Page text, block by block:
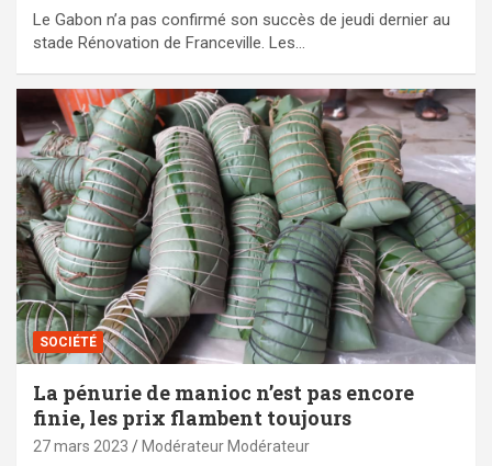
Le Gabon n’a pas confirmé son succès de jeudi dernier au
stade Rénovation de Franceville. Les…
SOCIÉTÉ
La pénurie de manioc n’est pas encore
finie, les prix flambent toujours
27 mars 2023 Modérateur Modérateur